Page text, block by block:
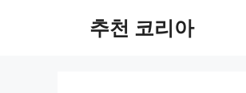
추천 코리아